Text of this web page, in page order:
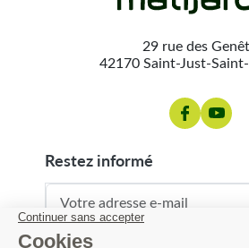
29 rue des
42170 Saint-Just-
restez informé